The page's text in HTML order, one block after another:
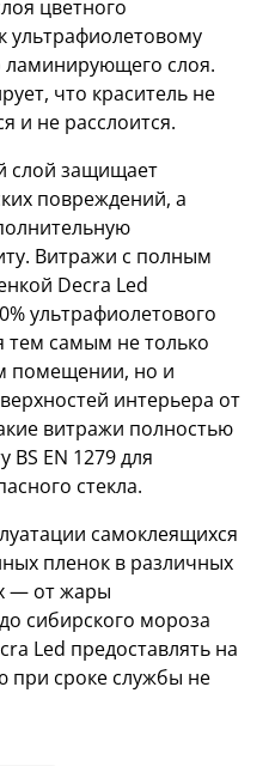
цветного
ультрафиолетовому
слоя.
что краситель не
и не расслоится.
слой защищает
повреждений, а
Витражи с полным
Decra Led
ультрафиолетового
тем самым не только
помещении, но и
интерьера от
витражи полностью
BS EN 1279 для
стекла.
самоклеящихся
пленок в различных
— от жары
сибирского мороза
Led предоставлять на
при сроке службы не